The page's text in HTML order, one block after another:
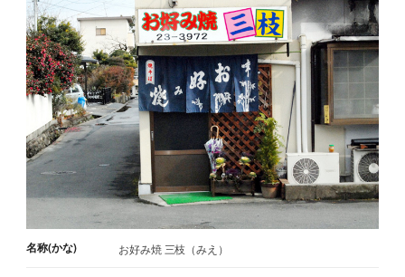
名称(かな) お好み焼 三枝（みえ）